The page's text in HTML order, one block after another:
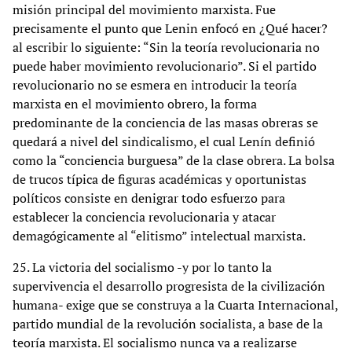
misión principal del movimiento marxista. Fue
precisamente el punto que Lenin enfocó en ¿Qué hacer?
al escribir lo siguiente: “Sin la teoría revolucionaria no
puede haber movimiento revolucionario”. Si el partido
revolucionario no se esmera en introducir la teoría
marxista en el movimiento obrero, la forma
predominante de la conciencia de las masas obreras se
quedará a nivel del sindicalismo, el cual Lenín definió
como la “conciencia burguesa” de la clase obrera. La bolsa
de trucos típica de figuras académicas y oportunistas
políticos consiste en denigrar todo esfuerzo para
establecer la conciencia revolucionaria y atacar
demagógicamente al “elitismo” intelectual marxista.
25. La victoria del socialismo -y por lo tanto la
supervivencia el desarrollo progresista de la civilización
humana- exige que se construya a la Cuarta Internacional,
partido mundial de la revolución socialista, a base de la
teoría marxista. El socialismo nunca va a realizarse